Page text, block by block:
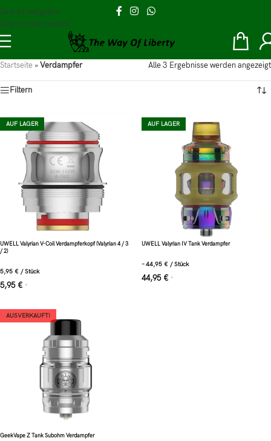
Skip to navigation
Skip to main content
Startseite »Verdampfer Alle 3 Ergebnisse werden angezeigt
Filtern
AUF LAGER
UWELL Valyrian V-Coil Verdampferkopf (Valyrian 4 / 3
/ 2)
5,95 € /Stück
5,95 € *
AUF LAGER
UWELL Valyrian IV Tank Verdampfer
–44,95 € /Stück
44,95 € *
AUSVERKAUFT!
GeekVape Z Tank Subohm Verdampfer